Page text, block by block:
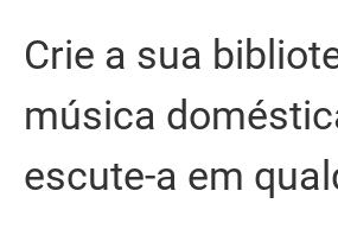
Crie a sua
música
escute-a em